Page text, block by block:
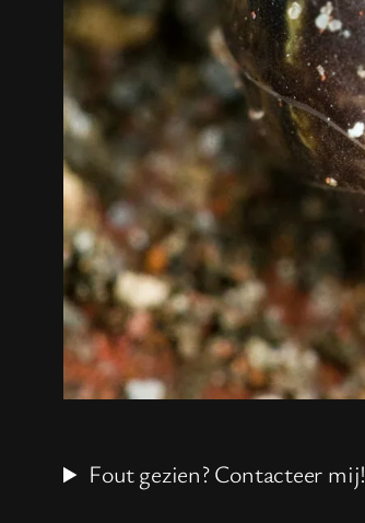
Fout gezien? Contacteer mij!